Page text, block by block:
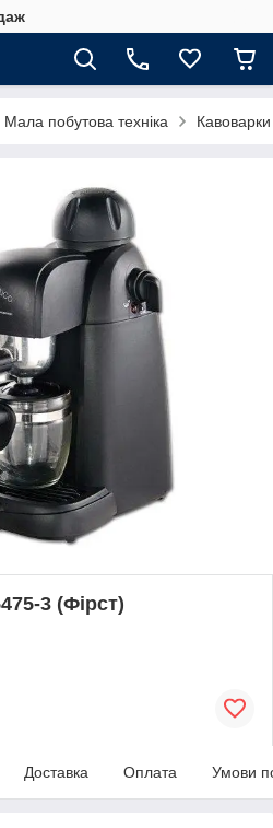
Мала побутова техніка Кавоварки
3 (Фірст)
Доставка Оплата Умови